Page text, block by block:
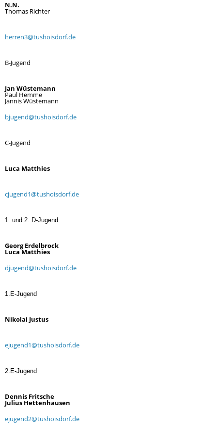
N.N.
Thomas Richter
herren3@tushoisdorf.de
B-Jugend
Jan Wüstemann
Paul Hemme
Jannis Wüstemann
bjugend@tushoisdorf.de
C-Jugend
Luca Matthies
cjugend1@tushoisdorf.de
1. und 2. D-Jugend
Georg Erdelbrock
Luca Matthies
djugend@tushoisdorf.de
1.E-Jugend
Nikolai Justus
ejugend1@tushoisdorf.de
2.E-Jugend
Dennis Fritsche
Julius Hettenhausen
ejugend2@tushoisdorf.de